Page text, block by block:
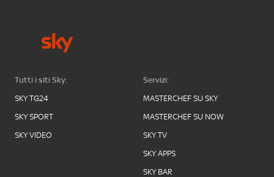
Tutti i siti Sky:
SKY TG24
SKY SPORT
SKY VIDEO
Servizi:
MASTERCHEF SU SKY
MASTERCHEF SU NOW
SKY TV
SKY APPS
SKY BAR